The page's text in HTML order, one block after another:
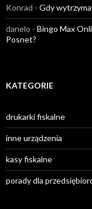
Konrad - Gdy
danelo - Bingo Max
Posnet?
KATEGORIE
drukarki fiskalne
inne urządzenia
kasy fiskalne
porady dla